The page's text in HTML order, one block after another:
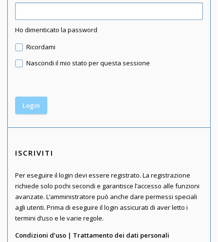
Ho dimenticato la password
Ricordami
Nascondi il mio stato per questa sessione
ISCRIVITI
Per eseguire il login devi essere registrato. La registrazione
richiede solo pochi secondi e garantisce l’accesso alle funzioni
avanzate. L’amministratore può anche dare permessi speciali
agli utenti. Prima di eseguire il login assicurati di aver letto i
termini d’uso e le varie regole.
Condizioni d’uso | Trattamento dei dati personali